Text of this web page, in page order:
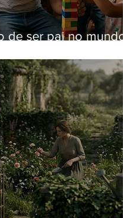
de ser pai no mundo